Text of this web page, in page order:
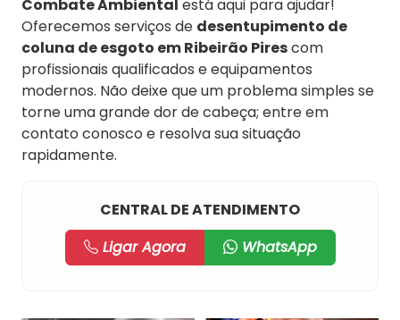
Combate Ambiental está aqui para ajudar!
Oferecemos serviços de desentupimento de
coluna de esgoto em Ribeirão Pirescom
profissionais qualificados e equipamentos
modernos. Não deixe que um problema simples se
torne uma grande dor de cabeça; entre em
contato conosco e resolva sua situação
rapidamente.
CENTRAL DE ATENDIMENTO
Ligar Agora
WhatsApp